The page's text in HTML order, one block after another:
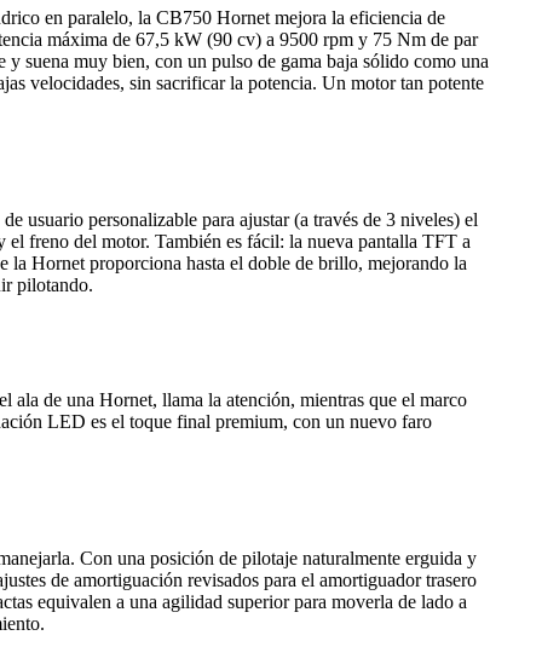
en paralelo, la CB750 Hornet mejora la eficiencia de
máxima de 67,5 kW (90 cv) a 9500 rpm y 75 Nm de par
suena muy bien, con un pulso de gama baja sólido como una
velocidades, sin sacrificar la potencia. Un motor tan potente
usuario personalizable para ajustar (a través de 3 niveles) el
freno del motor. También es fácil: la nueva pantalla TFT a
Hornet proporciona hasta el doble de brillo, mejorando la
pilotando.
de una Hornet, llama la atención, mientras que el marco
LED es el toque final premium, con un nuevo faro
Con una posición de pilotaje naturalmente erguida y
de amortiguación revisados para el amortiguador trasero
equivalen a una agilidad superior para moverla de lado a